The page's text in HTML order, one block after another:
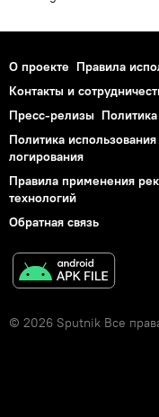
О проекте Правила
Контакты и
Пресс-релизы
Политика
логирования
Правила применения
технологий
Обратная связь
© 2026 Sputnik Все